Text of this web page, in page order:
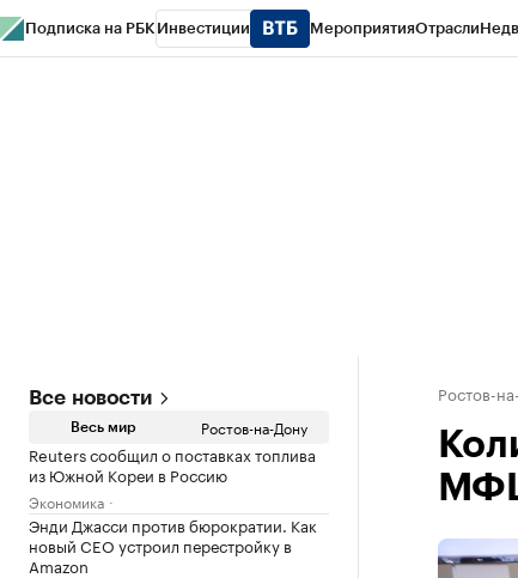
Подписка на РБК Инвестиции МероприятияОтрасли
Все новости
Весь мир Ростов-на-Дону
Reuters сообщил о поставках топлива
из Южной Кореи в Россию
Экономика
Энди Джасси против бюрократии. Как
новый CEO устроил перестройку в
Amazon
Ростов-